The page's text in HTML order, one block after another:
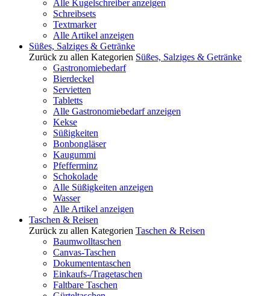
Alle Kugelschreiber anzeigen
Schreibsets
Textmarker
Alle Artikel anzeigen
Süßes, Salziges & Getränke
Zurück zu allen Kategorien Süßes, Salziges & Getränke
Gastronomiebedarf
Bierdeckel
Servietten
Tabletts
Alle Gastronomiebedarf anzeigen
Kekse
Süßigkeiten
Bonbongläser
Kaugummi
Pfefferminz
Schokolade
Alle Süßigkeiten anzeigen
Wasser
Alle Artikel anzeigen
Taschen & Reisen
Zurück zu allen Kategorien Taschen & Reisen
Baumwolltaschen
Canvas-Taschen
Dokumententaschen
Einkaufs-/Tragetaschen
Faltbare Taschen